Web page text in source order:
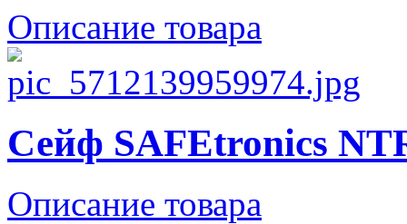
Описание товара
Сейф SAFEtronics
Описание товара